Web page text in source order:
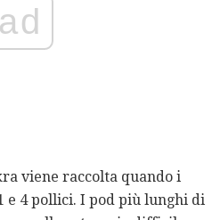
ad
viene raccolta quando i
e 4 pollici. I pod più lunghi di